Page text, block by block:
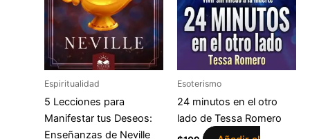
Espiritualidad
5 Lecciones para
Manifestar tus Deseos:
Enseñanzas de Neville
Esoterismo
24 minutos en el otro
lado de Tessa Romero